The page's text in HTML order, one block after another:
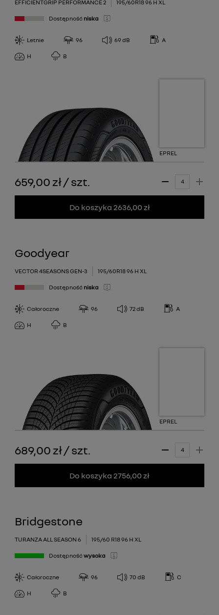
EFFICIENTGRIP PERFORMANCE 2 195/60R18 96 H XL
Dostępność niska
Letnie 96 69 dB A
H B
EPREL
659,00 zł/szt.
Do koszyka 2636,00 zł
Goodyear
VECTOR 4SEASONS GEN-3 195/60R18 96 H XL
Dostępność niska
Całoroczne 96 72dB A
H B
EPREL
689,00 zł/szt.
Do koszyka 2756,00 zł
Bridgestone
TURANZA ALL SEASON 6 195/60 R18 96 H XL
Dostępność wysoka
Całoroczne 96 70 dB C
H B